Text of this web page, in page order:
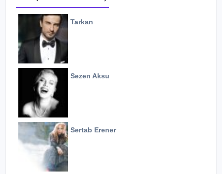
Tarkan
Sezen Aksu
Sertab Erener